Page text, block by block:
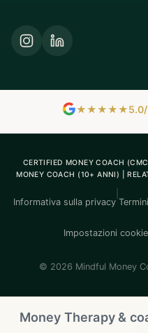
★★★★★
CERTIFIED MONEY COACH
MONEY COACH (10+ ANNI) |
Informativa sulla privacy
Impostazioni cookie
© 2026 Mindful Money
Money Therapy &